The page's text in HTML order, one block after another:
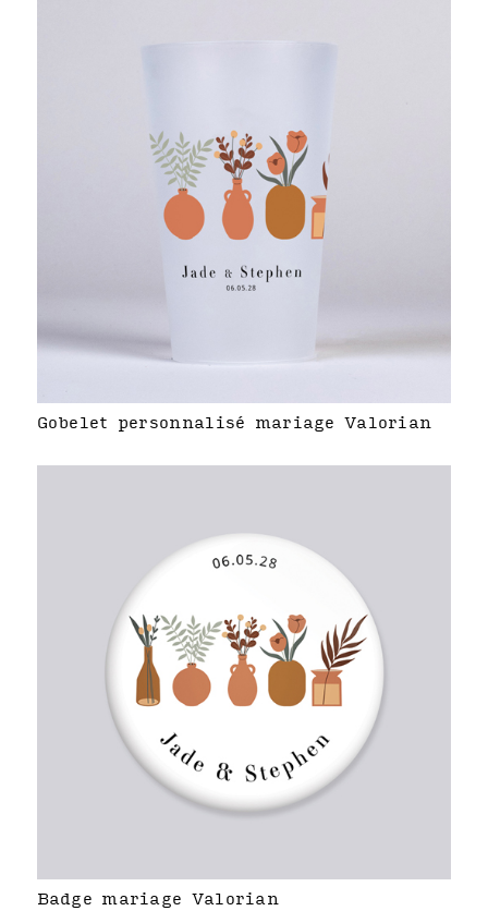
Gobelet personnalisé mariage Valorian
Badge mariage Valorian